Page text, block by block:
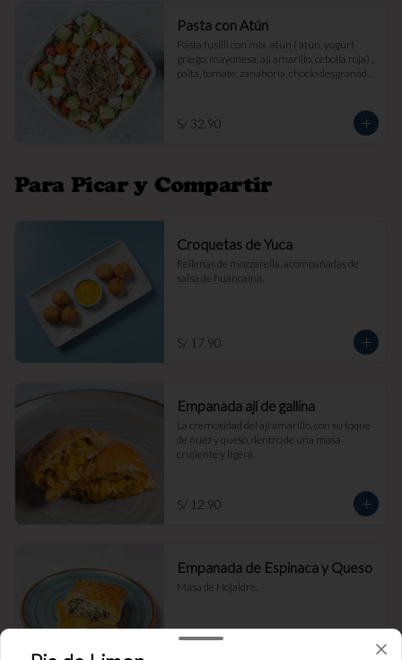
Pasta con Atún
Pasta fusilli con mix  atún ( atún, yogurt
griego, mayonesa, aji amarillo, cebolla roja) ,
palta, tomate, zanahoria, choclo desgranado
S/ 32.90
Para Picar y Compartir
Croquetas de Yuca
Rellenas de mozzarella, acompañadas de
salsa de huancaína.
S/ 17.90
Empanada ají de gallina
La cremosidad del ají amarillo, con su toque
de nuez y queso, dentro de una masa
crujiente y ligera.
S/ 12.90
Empanada de Espinaca y Queso
Masa de Hojaldre.